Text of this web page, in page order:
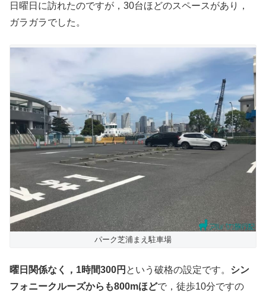
日曜日に訪れたのですが，30台ほどのスペースがあり，
ガラガラでした。
パーク芝浦まえ駐車場
曜日関係なく，1時間300円 という破格の設定です。 シン
フォニークルーズからも800mほどで，徒歩10分ですの